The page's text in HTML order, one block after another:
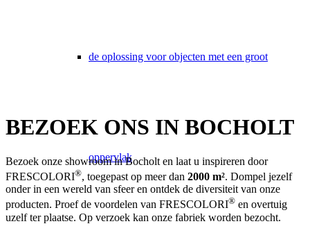
de oplossing voor objecten met een groot
oppervlak
BEZOEK ONS IN BOCHOLT
Bezoek onze showroom in Bocholt en laat u inspireren door
FRESCOLORI®, toegepast op meer dan 2000 m². Dompel jezelf
onder in een wereld van sfeer en ontdek de diversiteit van onze
producten. Proef de voordelen van FRESCOLORI® en overtuig
uzelf ter plaatse. Op verzoek kan onze fabriek worden bezocht.